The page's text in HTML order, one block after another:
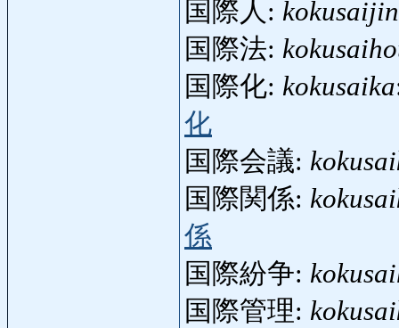
国際人: kokusaijin
国際法:
国際化: kokusaika
化
国際会議:
国際関係:
係
国際紛争:
国際管理: